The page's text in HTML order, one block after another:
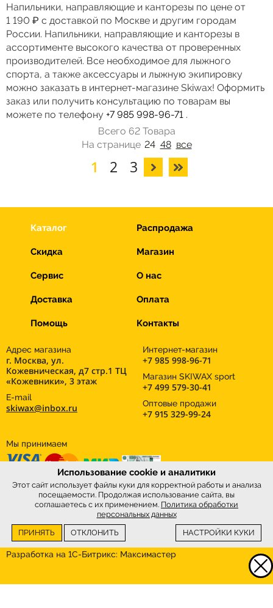
Напильники, направляющие и канторезы по цене от
1 190 ₽ с доставкой по Москве и другим городам
России. Напильники, направляющие и канторезы в
ассортименте высокого качества от проверенных
производителей. Все необходимое для лыжного
спорта, а также аксессуары и лыжную экипировку
можно заказать в интернет-магазине Skiwax! Оформить
заказ или получить консультацию по товарам вы
можете по телефону +7 985 998-96-71 .
1 2 3
Всего 62 Товара
На странице 24 48 все
Каталог Распродажа
Скидка Магазин
Сервис О нас
Доставка Оплата
Помощь Контакты
Интернет-магазинSkiWax.ru © 2026
Разработка на 1С-Битрикс: Максимастер
Адрес магазина
г. Москва, ул.
Кожевническая, д7 стр.1 ТЦ
«Кожевники», 3 этаж
E-mail
skiwax@inbox.ru
Интернет-магазин
+7 985 998-96-71
Магазин SKIWAX sport
+7 499 579-30-41
Оптовые продажи
+7 915 329-99-24
Мы принимаем
Использование cookie и аналитики
Этот сайт использует файлы куки для корректной работы и анализа
посещаемости. Продолжая использование сайта, вы
соглашаетесь с их применением. Политика обработки
персональных данных
ПРИНЯТЬ
ОТКЛОНИТЬ НАСТРОЙКИ КУКИ